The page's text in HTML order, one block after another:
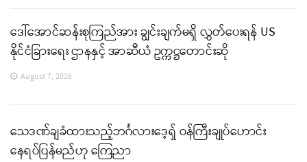
ဒေါ်အောင်ဆန်းစုကြည်အား ချွင်းချက်မရှိ လွှတ်ပေးရန် US
နိုင်ငံခြားရေး ဌာနနှင့် အာဆီယံ ဥက္ကဋ္ဌတောင်းဆို
August 7, 2026
သေဒဏ်ချခံထားသည့်ဘင်္ဂလားဒေ့ရှ် ဝန်ကြီးချုပ်ဟောင်း
နေရပ်ပြန်မည်ဟု ကြေညာ